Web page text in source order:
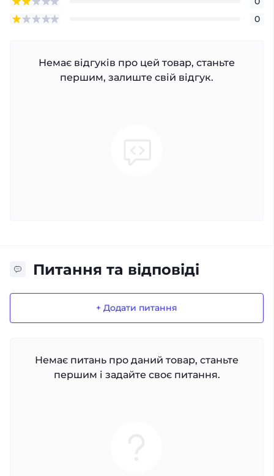
0
Немає відгуків про цей товар, станьте
першим, залиште свій відгук.
Питання та відповіді
+ Додати питання
Немає питань про даний товар, станьте
першим і задайте своє питання.